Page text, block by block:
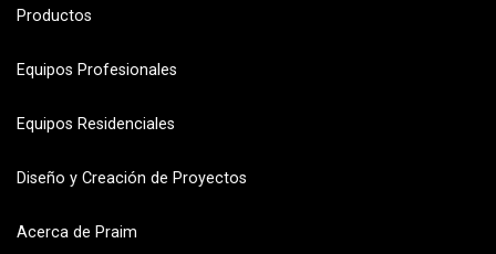
Productos
Equipos Profesionales
Equipos Residenciales
Diseño y Creación de Proyectos
Acerca de Praim